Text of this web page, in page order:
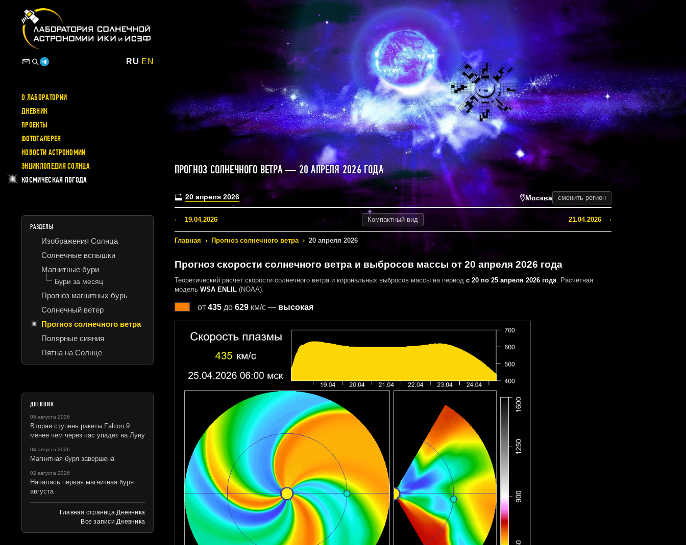
RU-EN
О ЛАБОРАТОРИИ
ДНЕВНИК
ПРОЕКТЫ
ФОТОГАЛЕРЕЯ
НОВОСТИ АСТРОНОМИИ
ЭНЦИКЛОПЕДИЯ СОЛНЦА
КОСМИЧЕСКАЯ ПОГОДА
РАЗДЕЛЫ
Изображения Солнца
Солнечные вспышки
Магнитные бури
Бури за месяц
Прогноз магнитных бурь
Солнечный ветер
Прогноз солнечного ветра
Полярные сияния
Пятна на Солнце
ДНЕВНИК
05 августа 2026
Вторая ступень ракеты Falcon 9
менее чем через час упадет на Луну
04 августа 2026
Магнитная буря завершена
02 августа 2026
Началась первая магнитная буря
августа
Главная страница Дневника
Все записи Дневника
ПРОГНОЗ СОЛНЕЧНОГО ВЕТРА — 20 АПРЕЛЯ 2026 ГОДА
20 апреля 2026 Москва сменить регион
19.04.2026 Компактный вид 21.04.2026
Главная › Прогноз солнечного ветра › 20 апреля 2026
Прогноз скорости солнечного ветра и выбросов массы от 20 апреля 2026 года
Теоретический расчет скорости солнечного ветра и корональных выбросов массы на период с 20 по 25 апреля 2026 года. Расчетная
модель WSA ENLIL(NOAA).
от 435до 629км/с — высокая